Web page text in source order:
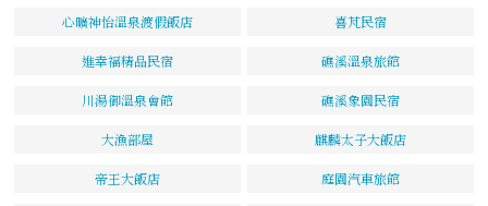
心曠神怡溫泉渡假飯店 喜芃民宿
進幸福精品民宿 礁溪溫泉旅館
川湯御溫泉會館 礁溪象園民宿
大漁部屋 麒麟太子大飯店
帝王大飯店 庭園汽車旅館